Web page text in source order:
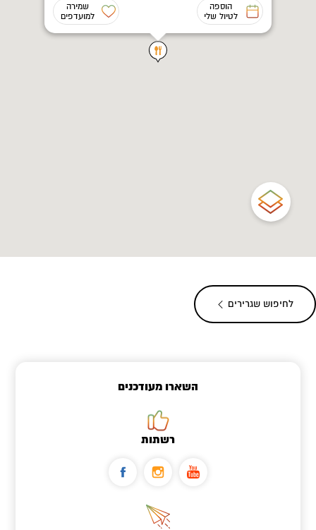
הוספה
לטיול שלי
שמירה
למועדפים
לחיפוש שגרירים
השארו מעודכנים
רשתות